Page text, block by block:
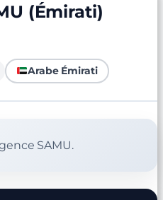
(Émirati)
Arabe Émirati
SAMU.